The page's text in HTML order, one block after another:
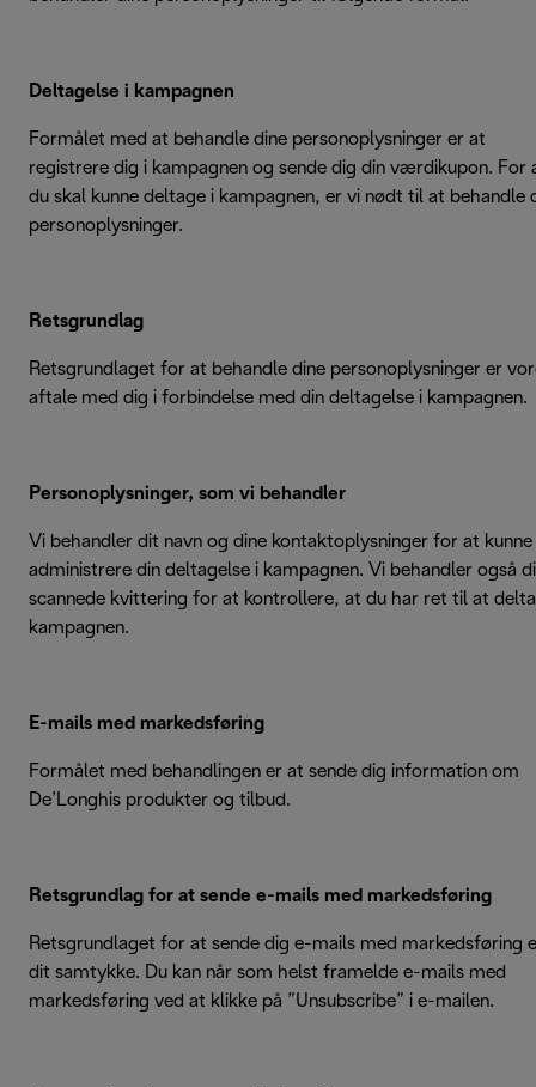
Deltagelse i kampagnen
Formålet med at behandle dine personoplysninger er at
registrere dig i kampagnen og sende dig din værdikupon. For
du skal kunne deltage i kampagnen, er vi nødt til at behandle
personoplysninger.
Retsgrundlag
Retsgrundlaget for at behandle dine personoplysninger er
aftale med dig i forbindelse med din deltagelse i kampagnen.
Personoplysninger, som vi behandler
Vi behandler dit navn og dine kontaktoplysninger for at kunne
administrere din deltagelse i kampagnen. Vi behandler også
scannede kvittering for at kontrollere, at du har ret til at
kampagnen.
E-mails med markedsføring
Formålet med behandlingen er at sende dig information om
De’Longhis produkter og tilbud.
Retsgrundlag for at sende e-mails med markedsføring
Retsgrundlaget for at sende dig e-mails med markedsføring
dit samtykke. Du kan når som helst framelde e-mails med
markedsføring ved at klikke på ”Unsubscribe” i e-mailen.